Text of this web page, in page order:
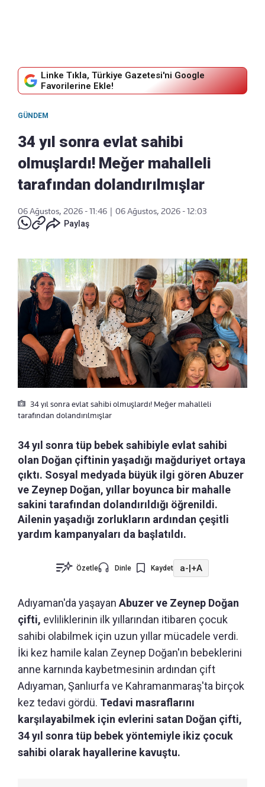
Linke Tıkla, Türkiye Gazetesi'ni Google
Favorilerine Ekle!
GÜNDEM
34 yıl sonra evlat sahibi
olmuşlardı! Meğer mahalleli
tarafından dolandırılmışlar
06 Ağustos, 2026 - 11:46
06 Ağustos, 2026 - 12:03
Paylaş
34 yıl sonra evlat sahibi olmuşlardı! Meğer mahalleli
tarafından dolandırılmışlar
34 yıl sonra tüp bebek sahibiyle evlat sahibi
olan Doğan çiftinin yaşadığı mağduriyet ortaya
çıktı. Sosyal medyada büyük ilgi gören Abuzer
ve Zeynep Doğan, yıllar boyunca bir mahalle
sakini tarafından dolandırıldığı öğrenildi.
Ailenin yaşadığı zorlukların ardından çeşitli
yardım kampanyaları da başlatıldı.
Özetle Dinle Kaydet a-|+A
Adıyaman'da yaşayan Abuzer ve Zeynep Doğan
çifti, evliliklerinin ilk yıllarından itibaren çocuk
sahibi olabilmek için uzun yıllar mücadele verdi.
İki kez hamile kalan Zeynep Doğan'ın bebeklerini
anne karnında kaybetmesinin ardından çift
Adıyaman, Şanlıurfa ve Kahramanmaraş'ta birçok
kez tedavi gördü. Tedavi masraflarını
karşılayabilmek için evlerini satan Doğan çifti,
34 yıl sonra tüp bebek yöntemiyle ikiz çocuk
sahibi olarak hayallerine kavuştu.